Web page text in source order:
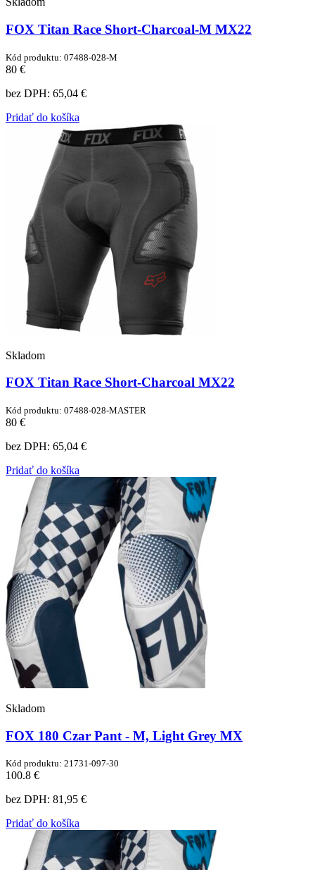
FOX Titan Race Short-Charcoal-M MX22
Kód produktu: 07488-028-M
80 €
bez DPH: 65,04 €
Pridať do košíka
Skladom
FOX Titan Race Short-Charcoal MX22
Kód produktu: 07488-028-MASTER
80 €
bez DPH: 65,04 €
Pridať do košíka
Skladom
FOX 180 Czar Pant - M, Light Grey MX
Kód produktu: 21731-097-30
100.8 €
bez DPH: 81,95 €
Pridať do košíka